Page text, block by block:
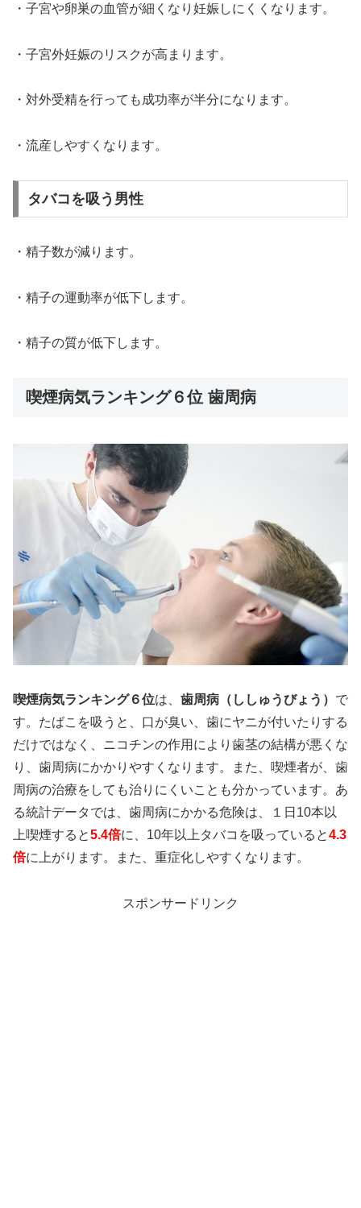
・子宮や卵巣の血管が細くなり妊娠しにくくなります。
・子宮外妊娠のリスクが高まります。
・対外受精を行っても成功率が半分になります。
・流産しやすくなります。
タバコを吸う男性
・精子数が減ります。
・精子の運動率が低下します。
・精子の質が低下します。
喫煙病気ランキング６位 歯周病
喫煙病気ランキング６位は、 歯周病（ししゅうびょう） で
す。たばこを吸うと、口が臭い、歯にヤニが付いたりする
だけではなく、ニコチンの作用により歯茎の結構が悪くな
り、歯周病にかかりやすくなります。また、喫煙者が、歯
周病の治療をしても治りにくいことも分かっています。あ
る統計データでは、歯周病にかかる危険は、１日10本以
上喫煙すると5.4倍に、10年以上タバコを吸っていると4.3
倍に上がります。また、重症化しやすくなります。
スポンサードリンク